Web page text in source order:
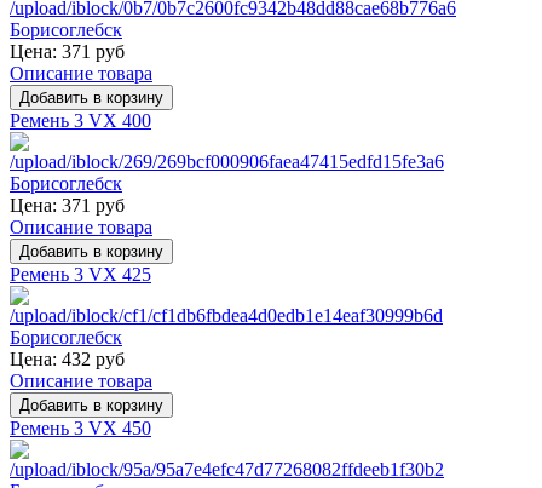
Цена: 371 руб
Описание товара
Ремень 3 VX 400
Цена: 371 руб
Описание товара
Ремень 3 VX 425
Цена: 432 руб
Описание товара
Ремень 3 VX 450